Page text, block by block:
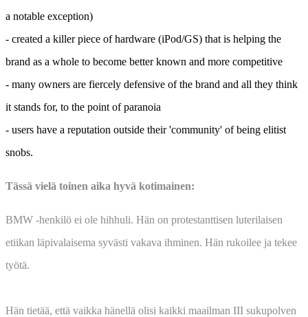
a notable exception)
- created a killer piece of hardware (iPod/GS) that is helping the
brand as a whole to become better known and more competitive
- many owners are fiercely defensive of the brand and all they think
it stands for, to the point of paranoia
- users have a reputation outside their 'community' of being elitist
snobs.
Tässä vielä toinen aika hyvä kotimainen:
BMW -henkilö ei ole hihhuli. Hän on protestanttisen luterilaisen
etiikan läpivalaisema syvästi vakava ihminen. Hän rukoilee ja tekee
työtä.
Hän tietää, että vaikka hänellä olisi kaikki maailman III sukupolven